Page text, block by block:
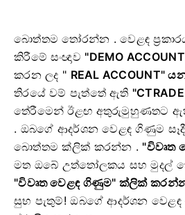
බොත්තම තෝරන්න .වෙළඳ
කිරීමේ සංඥාව "DEMO ACCOUNT
කරන ලද " REAL ACCOUNT"
තිරයේ වම් පැත්තේ ඇති
තේරීමෙන් ඊළඟ අතුරුමුහුණතට
. ඔබගේ ආදර්ශන වෙළඳ ගිණුම
බොත්තම ක්ලික් කරන්න . "විවෘත
මත ඔබේ උත්තෝලකය සහ මුදල්
"විවෘත වෙළඳ ගිණුම" ක්ලික්
සුභ පැතුම්!ඔබගේ ආදර්ශන